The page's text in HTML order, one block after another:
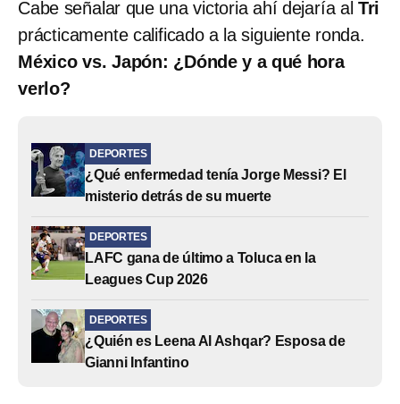
Cabe señalar que una victoria ahí dejaría al Tri
prácticamente calificado a la siguiente ronda.
México vs. Japón: ¿Dónde y a qué hora
verlo?
DEPORTES
¿Qué enfermedad tenía Jorge Messi? El
misterio detrás de su muerte
DEPORTES
LAFC gana de último a Toluca en la
Leagues Cup 2026
DEPORTES
¿Quién es Leena Al Ashqar? Esposa de
Gianni Infantino